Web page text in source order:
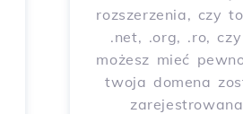
rozszerzenia, czy
.net, .org, .ro,
możesz mieć
twoja domena